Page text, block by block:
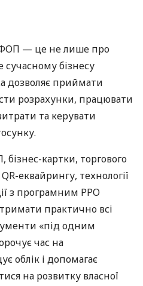
ФОП — це не лише про
бізнесу
дозволяє приймати
розрахунки, працювати
та керувати
картки, торгового
еквайрингу, технології
з програмним РРО
практично всі
«під одним
час на
облік і допомагає
на розвитку власної